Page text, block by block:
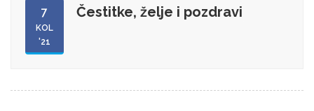
7
KOL
'21
Čestitke, želje i pozdravi